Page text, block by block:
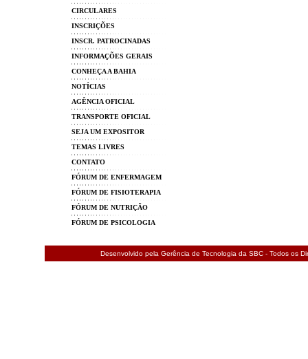
CIRCULARES
INSCRIÇÕES
INSCR. PATROCINADAS
INFORMAÇÕES GERAIS
CONHEÇA A BAHIA
NOTÍCIAS
AGÊNCIA OFICIAL
TRANSPORTE OFICIAL
SEJA UM EXPOSITOR
TEMAS LIVRES
CONTATO
FÓRUM DE ENFERMAGEM
FÓRUM DE FISIOTERAPIA
FÓRUM DE NUTRIÇÃO
FÓRUM DE PSICOLOGIA
Desenvolvido pela Gerência de Tecnologia da SBC - Todos os